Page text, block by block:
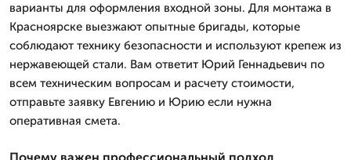
варианты для оформления входной зоны. Для монтажа в
Красноярске выезжают опытные бригады, которые
соблюдают технику безопасности и используют крепеж из
нержавеющей стали. Вам ответит Юрий Геннадьевич по
всем техническим вопросам и расчету стоимости,
отправьте заявку Евгению и Юрию если нужна
оперативная смета.